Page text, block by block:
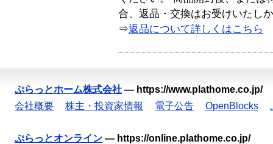
合、返品・交換はお受けいたし
⇒返品について詳しくはこちら
ぷらっとホーム株式会社 — https://www.plathome.co.jp/
会社概要
株主・投資家情報 電子公告 OpenBlocks
ぷらっとオンライン — https://online.plathome.co.jp/